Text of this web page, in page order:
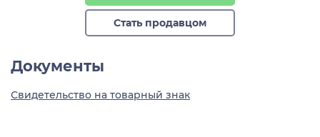
Стать продавцом
Документы
Свидетельство на товарный знак